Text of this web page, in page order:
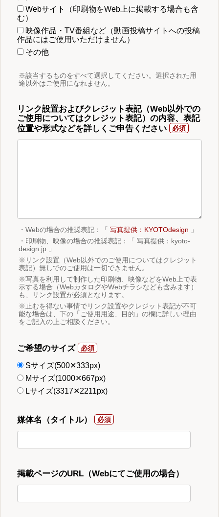
Webサイト（印刷物をWeb上に掲載する場合も含
む）
映像作品・TV番組など（動画投稿サイトへの投稿
作品にはご使用いただけません）
その他
※該当するものをすべて選択してください。選択された用
途以外はご使用になれません。
リンク設置およびクレジット表記（Web以外での
ご使用についてはクレジット表記）の内容、表記
位置や形式などを詳しくご申告ください
・Webの場合の推奨表記：「 写真提供：KYOTOdesign 」
・印刷物、映像の場合の推奨表記：「 写真提供：kyoto-
design.jp 」
※リンク設置（Web以外でのご使用についてはクレジット
表記）無しでのご使用は一切できません。
※写真を利用して制作した印刷物、映像などをWeb上で表
示する場合（WebカタログやWebチラシなども含みます）
も、リンク設置が必須となります。
※止むを得ない事情でリンク設置やクレジット表記が不可
能な場合は、下の「ご使用用途、目的」の欄に詳しい理由
をご記入の上ご相談ください。
ご希望のサイズ
Sサイズ(500✕333px)
Mサイズ(1000✕667px)
Lサイズ(3317✕2211px)
媒体名（タイトル）
掲載ページのURL（Webにてご使用の場合）